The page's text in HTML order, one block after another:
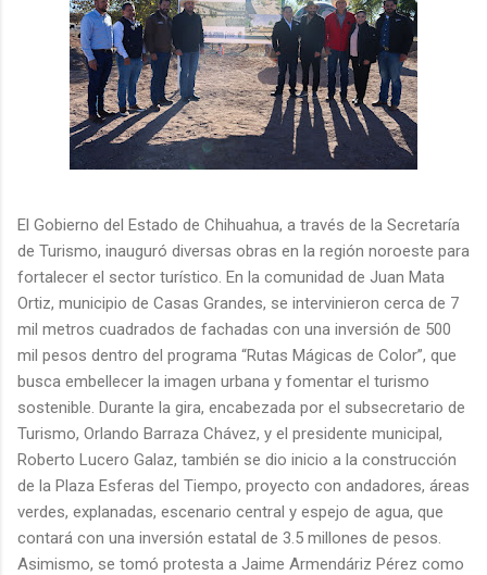
El Gobierno del Estado de Chihuahua, a través de la Secretaría
de Turismo, inauguró diversas obras en la región noroeste para
fortalecer el sector turístico. En la comunidad de Juan Mata
Ortiz, municipio de Casas Grandes, se intervinieron cerca de 7
mil metros cuadrados de fachadas con una inversión de 500
mil pesos dentro del programa “Rutas Mágicas de Color”, que
busca embellecer la imagen urbana y fomentar el turismo
sostenible. Durante la gira, encabezada por el subsecretario de
Turismo, Orlando Barraza Chávez, y el presidente municipal,
Roberto Lucero Galaz, también se dio inicio a la construcción
de la Plaza Esferas del Tiempo, proyecto con andadores, áreas
verdes, explanadas, escenario central y espejo de agua, que
contará con una inversión estatal de 3.5 millones de pesos.
Asimismo, se tomó protesta a Jaime Armendáriz Pérez como